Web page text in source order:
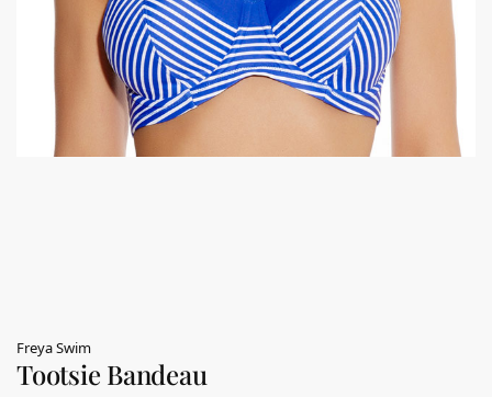
Freya Swim
Tootsie Bandeau